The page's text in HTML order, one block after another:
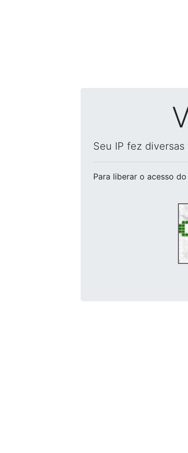
Seu IP fez
Para liberar o acesso do